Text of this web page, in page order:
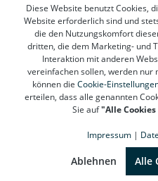
Besondere Aufmerksamkeit
Fächerkrümmers
Automodell und Motortyp
Experten gerne weiter und
passenden Produkts. Nutzen
Leistung Ihres Fahrzeugs
und Effizienz mit unseren
Sie unseren Onlineshop und
Diese Website benutzt Cookies,
Website erforderlich sind und
die den Nutzungskomfort
dritten, die dem Marketing- und
Interaktion mit anderen
vereinfachen sollen, werden nur
können die Cookie-
erteilen, dass alle genannten
Sie auf"Alle
Impressum |
Ablehnen Alle
(4.78 / 5)
1310
Bewertungen bei:
Informationen zur Echtheit der